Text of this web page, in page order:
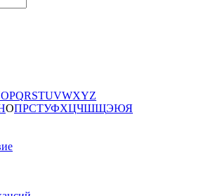
OPQRSTUVWXYZ
ОПРСТУФХЦЧШЩЭЮЯ